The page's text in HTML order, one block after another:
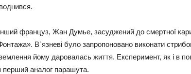
француз, Жан Думье, засуджений до смертної
В`язневі було запропоновано виконати
йому даровалась життя. Експеримент, як і в
перший аналог парашута.